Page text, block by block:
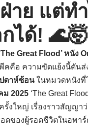
ฝ่าย แต่
ได้! 🌊🤯
Great Flood’ หนัง
คคือ ความขัดแย้งนี้ดันส่
ดาห์ซ้อนในหมวดหนังที่
ม 2025 ‘The Great
งใหญ่ เรื่องราวสัญญาว่
ดของผู้รอดชีวิตในอพา